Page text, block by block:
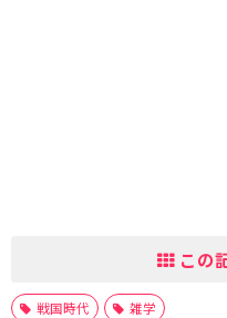
この
戦国時代 雑学